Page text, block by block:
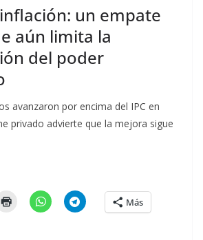
un empate
aún limita la
del poder
avanzaron por encima del IPC en
privado advierte que la mejora sigue
Más